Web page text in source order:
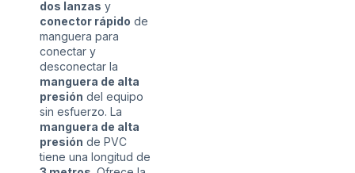
dos lanzas y
conector rápido de
manguera para
conectar y
desconectar la
manguera de alta
presión del equipo
sin esfuerzo. La
manguera de alta
presión de PVC
tiene una longitud de